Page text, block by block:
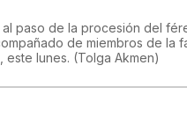
al paso de la procesión del
de miembros de la
este lunes. (Tolga Akmen)